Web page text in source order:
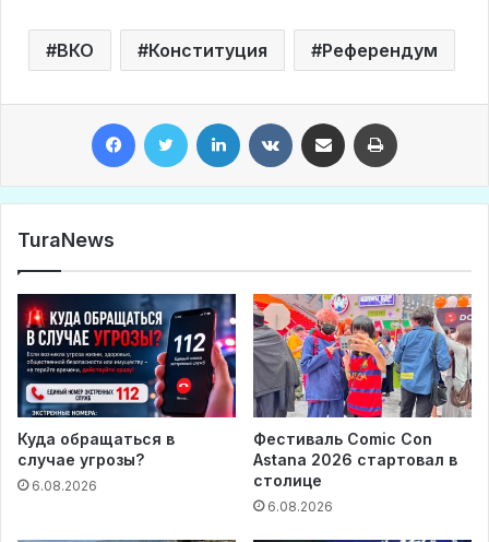
ВКО Конституция Референдум
TuraNews
Куда обращаться в
случае угрозы?
6.08.2026
Фестиваль Comic Con
Astana 2026 стартовал в
столице
6.08.2026